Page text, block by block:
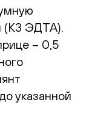
(К3 ЭДТА).
– 0,5
указанной